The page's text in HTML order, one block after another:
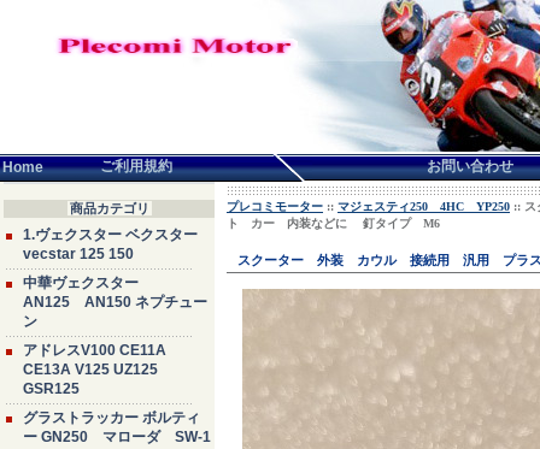
Home ご利用規約 お問い合わせ
商品カテゴリ
1.ヴェクスター ベクスター
vecstar 125 150
中華ヴェクスター
AN125 AN150 ネプチュー
ン
アドレスV100 CE11A
CE13A V125 UZ125
GSR125
グラストラッカー ボルティ
ー GN250 マローダ SW-1
プレコミモーター :: マジェスティ250 4HC YP250 ::
ト カー 内装などに 釘タイプ M6
スクーター 外装 カウル 接続用 汎用 プラ